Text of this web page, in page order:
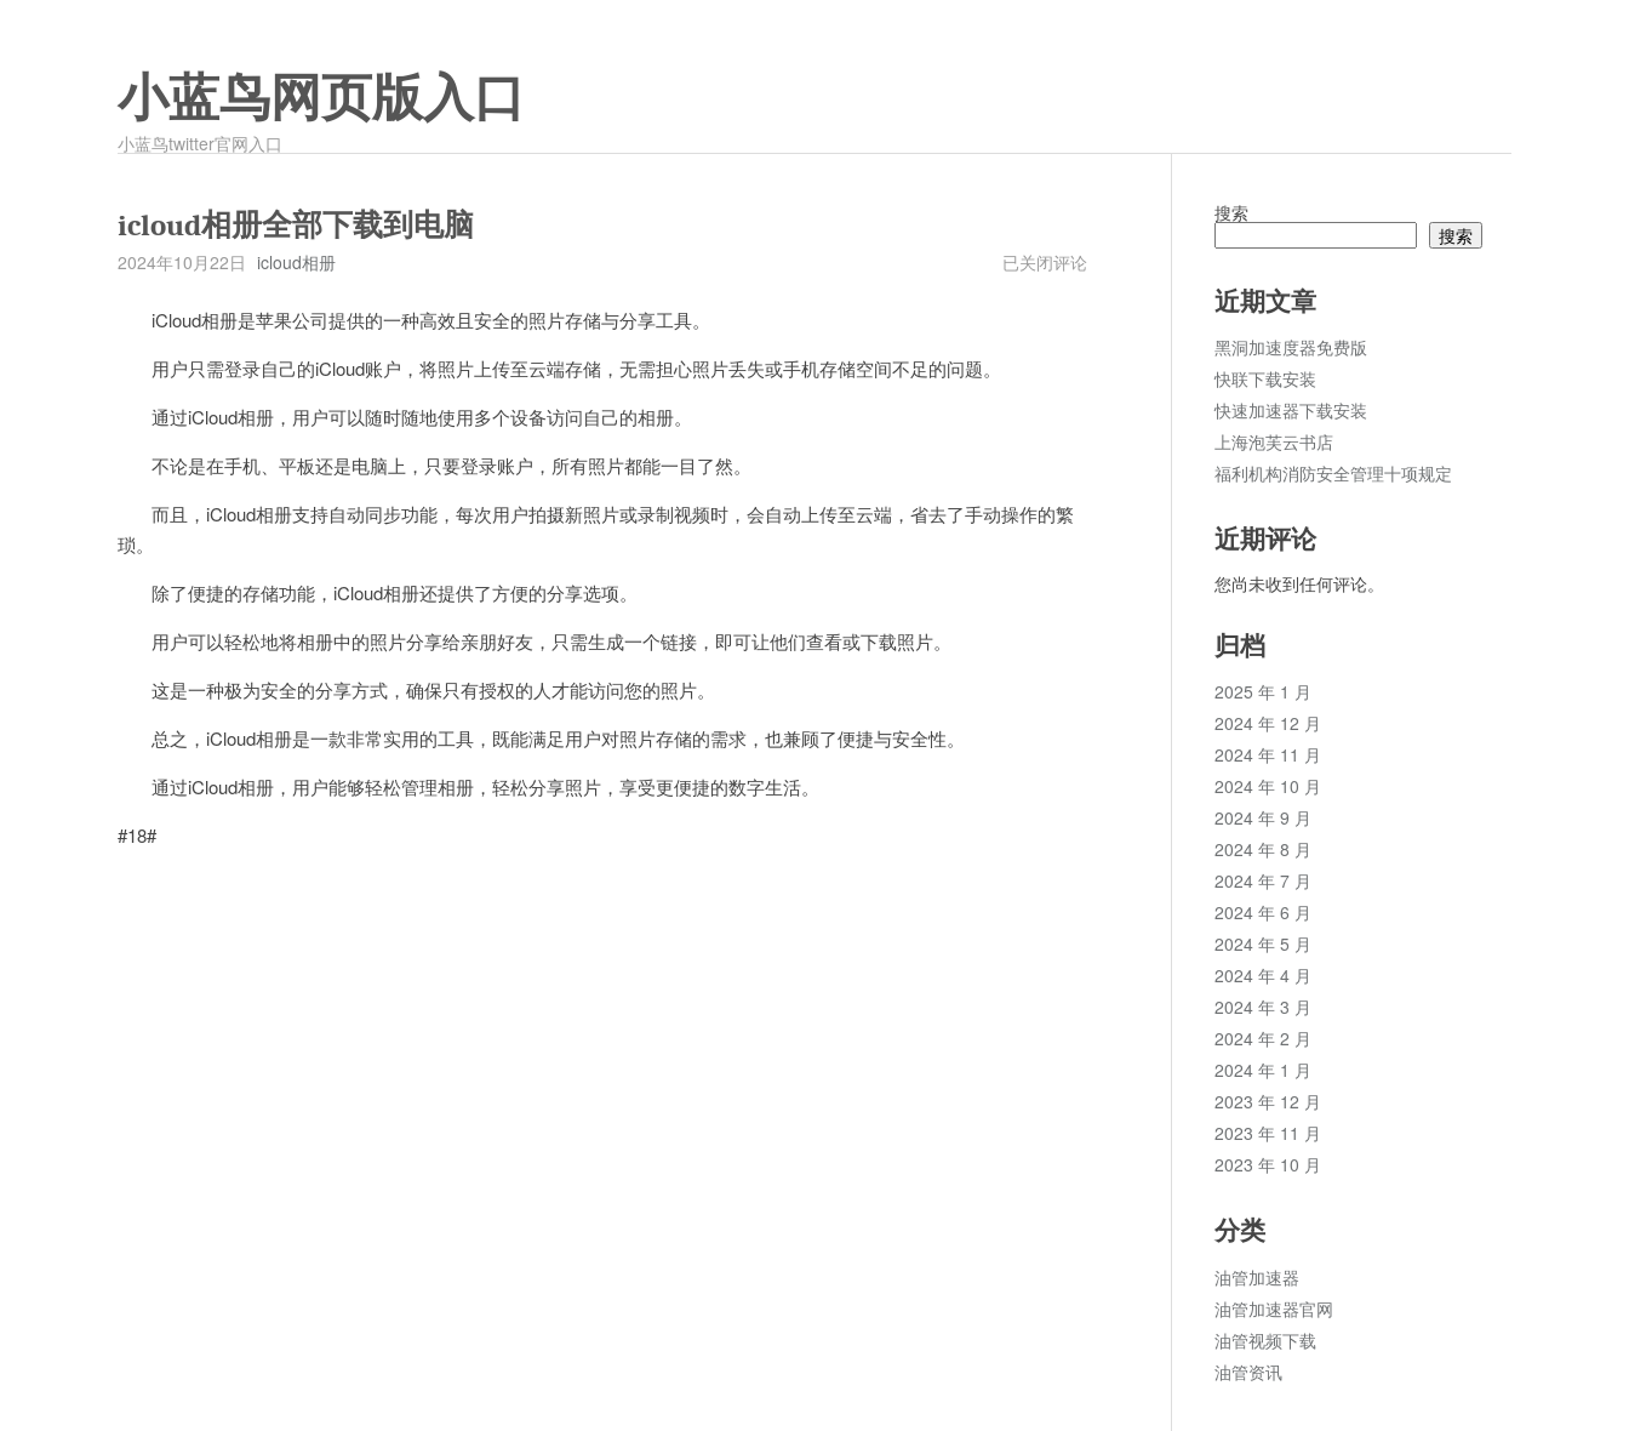
小蓝鸟网页版入口
小蓝鸟twitter官网入口
icloud相册全部下载到电脑
2024年10月22日 icloud相册
icloud
已关闭评论
iCloud相册是苹果公司提供的一种高效且安全的照片存储与分享工具。
用户只需登录自己的iCloud账户，将照片上传至云端存储，无需担心照片丢失或手机存储空间不足的问题。
通过iCloud相册，用户可以随时随地使用多个设备访问自己的相册。
不论是在手机、平板还是电脑上，只要登录账户，所有照片都能一目了然。
而且，iCloud相册支持自动同步功能，每次用户拍摄新照片或录制视频时，会自动上传至云端，省去了手动操作的繁
琐。
除了便捷的存储功能，iCloud相册还提供了方便的分享选项。
用户可以轻松地将相册中的照片分享给亲朋好友，只需生成一个链接，即可让他们查看或下载照片。
这是一种极为安全的分享方式，确保只有授权的人才能访问您的照片。
总之，iCloud相册是一款非常实用的工具，既能满足用户对照片存储的需求，也兼顾了便捷与安全性。
通过iCloud相册，用户能够轻松管理相册，轻松分享照片，享受更便捷的数字生活。
#18#
搜索
搜索
近期文章
黑洞加速度器免费版
快联下载安装
快速加速器下载安装
上海泡芙云书店
福利机构消防安全管理十项规定
近期评论
您尚未收到任何评论。
归档
2025 年 1 月
2024 年 12 月
2024 年 11 月
2024 年 10 月
2024 年 9 月
2024 年 8 月
2024 年 7 月
2024 年 6 月
2024 年 5 月
2024 年 4 月
2024 年 3 月
2024 年 2 月
2024 年 1 月
2023 年 12 月
2023 年 11 月
2023 年 10 月
分类
油管加速器
油管加速器官网
油管视频下载
油管资讯